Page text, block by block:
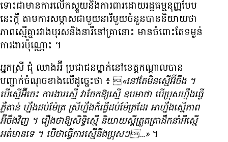
ទោះ​ជា​មាន​ការ​លើក​ស្ទួយ​និង​ការពារ​ដោយ​រដ្ឋធម្មនុញ្ញ​បែប​
នេះ​ក្តី តាម​ការសម្ភាស​ជាមួយ​នារី​មួយចំនួន​បាន​និយាយ​ថា
ភាព​ស្មើគ្នា​រវាង​បុរស​និង​នារី​នៅ​គ្រា​នោះ មាន​ចំពោះ​តែ​ទម្ងន់​
ការងារ​ប៉ុណ្ណោះ ។
អ្នកស្រី ជុំ ឈាងអ៊ី ប្រជាជន​ម្នាក់​នៅ​ខេត្ត​កណ្តាល​បាន​
បញ្ជាក់​ចំណុច​ខាងលើ​ដូច្នេះ​ថា ៖ «នៅតែ​មិន​ស្មើ​អ៊ីចឹង ។
បើ​ស្មើ​អ៊ីចេះ ការងារ​ស្មើ វា​ចែក​ឱ្យ​ស្មើ ឧបមា​ថា បើ​ប្រុស​ហ្នឹង​ធ្វើ​
ភ្លឺ​តាន់ ហ្នឹង​ដប់​ម៉ែត្រ ស្រី​ហ្នឹង​ក៏​ធ្វើ​ដប់​ម៉ែត្រ​ដែរ ឤហ្នឹង​ស្មើភាព​
អ៊ីចឹង​វិញ ។ រឿង​ថា​ឱ្យ​សិទ្ធិ​ស្មើ និយាយ​ស្តី​ត្រួតត្រា​ដឹកនាំ​អី​ស្មើ​
អត់​មាន​ទេ ។ បើ​ថា​ធ្វើការ​ស្មើ​នឹង​ប្រុសៗ...»។